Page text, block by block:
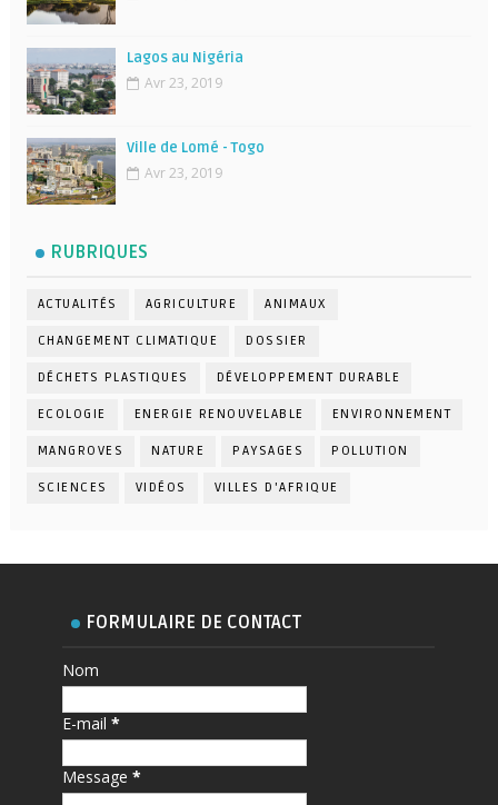
Lagos au Nigéria
Avr 23, 2019
Ville de Lomé - Togo
Avr 23, 2019
RUBRIQUES
ACTUALITÉS AGRICULTURE ANIMAUX
CHANGEMENT CLIMATIQUE DOSSIER
DÉCHETS PLASTIQUES DÉVELOPPEMENT DURABLE
ECOLOGIE ENERGIE RENOUVELABLE ENVIRONNEMENT
MANGROVES NATURE PAYSAGES POLLUTION
SCIENCES VIDÉOS VILLES D'AFRIQUE
FORMULAIRE DE CONTACT
Nom
E-mail*
Message*